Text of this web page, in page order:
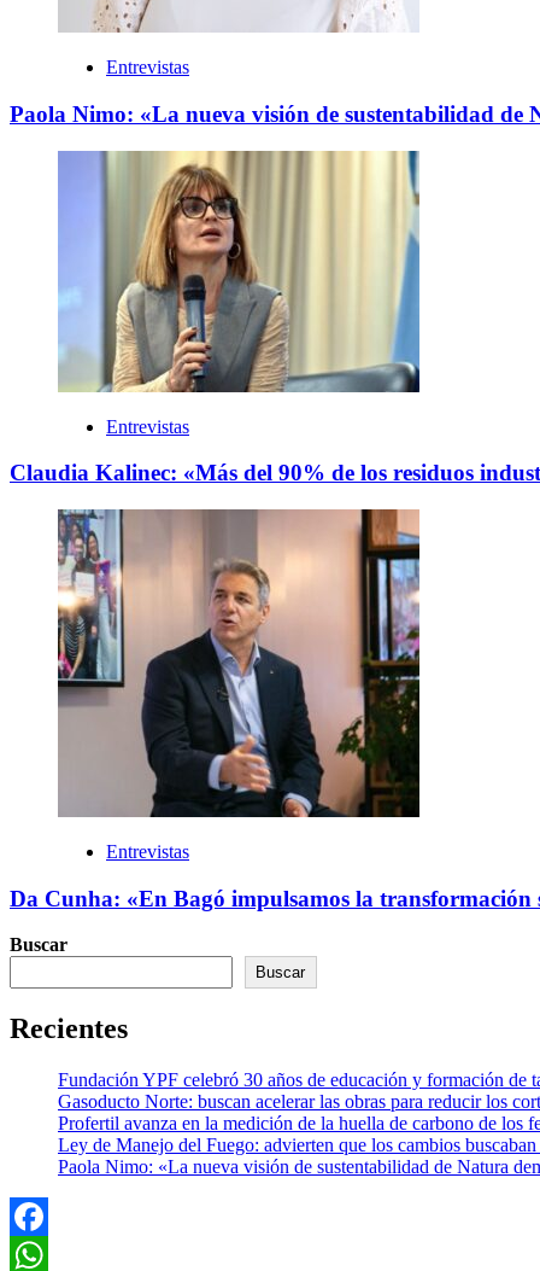
Entrevistas
Paola Nimo: «La nueva visión de sustentabilidad de
Entrevistas
Claudia Kalinec: «Más del 90% de los residuos
Entrevistas
Da Cunha: «En Bagó impulsamos la transformación
Buscar
Buscar
Recientes
Fundación YPF celebró 30 años de educación y formación de
Gasoducto Norte: buscan acelerar las obras para reducir los
Profertil avanza en la medición de la huella de carbono de los
Ley de Manejo del Fuego: advierten que los cambios
Paola Nimo: «La nueva visión de sustentabilidad de Natura
Facebook